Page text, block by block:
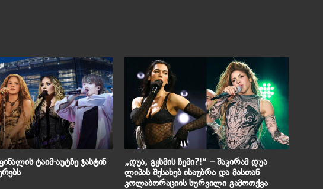
ტაიმ-აუტზე ჯასტინ
„დუა, გესმის ჩემი?!“ – შაკირამ დუა
ლიპას შესახებ ისაუბრა და მასთან
კოლაბორაციის სურვილი გამოთქვა